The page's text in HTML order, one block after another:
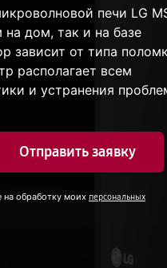
печи LG
на дом, так и на базе
зависит от типа
располагает всем
и устранения
Отправить заявку
на обработку моих персональных